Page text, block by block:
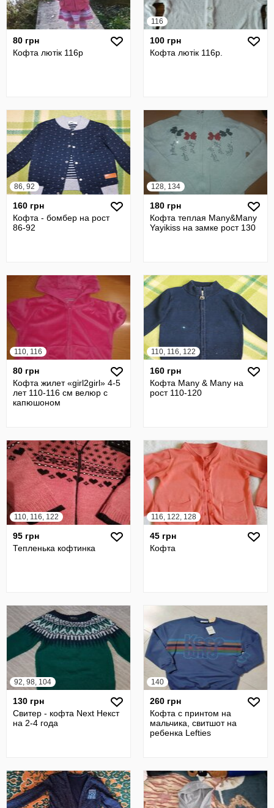
80 грн
Кофта лютік 116р
116
100 грн
Кофта лютік 116р.
86, 92
160 грн
Кофта - бомбер на рост
86-92
128, 134
180 грн
Кофта теплая Many&Many
Yayikiss на замке рост 130
110, 116
80 грн
Кофта жилет «girl2girl» 4-5
лет 110-116 см велюр с
капюшоном
110, 116, 122
160 грн
Кофта Many & Many на
рост 110-120
110, 116, 122
95 грн
Тепленька кофтинка
116, 122, 128
45 грн
Кофта
92, 98, 104
130 грн
Свитер - кофта Next Некст
на 2-4 года
140
260 грн
Кофта с принтом на
мальчика, свитшот на
ребенка Lefties